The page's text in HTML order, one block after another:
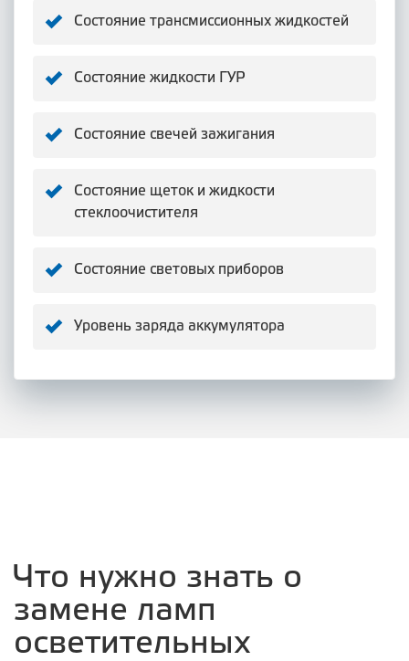
Состояние трансмиссионных жидкостей
Состояние жидкости ГУР
Состояние свечей зажигания
Состояние щеток и жидкости
стеклоочистителя
Состояние световых приборов
Уровень заряда аккумулятора
Что нужно знать о
замене ламп
осветительных